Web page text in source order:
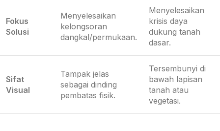
Fokus
Solusi
Menyelesaikan
kelongsoran
dangkal/permukaan.
Menyelesaikan
krisis daya
dukung tanah
dasar.
Sifat
Visual
Tampak jelas
sebagai dinding
pembatas fisik.
Tersembunyi di
bawah lapisan
tanah atau
vegetasi.